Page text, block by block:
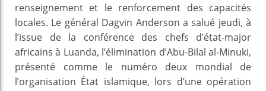
renseignement et le renforcement des capacités
locales. Le général Dagvin Anderson a salué jeudi, à
l’issue de la conférence des chefs d’état-major
africains à Luanda, l’élimination d’Abu-Bilal al-Minuki,
présenté comme le numéro deux mondial de
l’organisation État islamique, lors d’une opération